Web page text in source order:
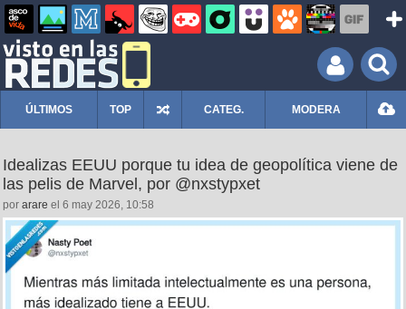
ÚLTIMOS TOP CATEG. MODERA
Idealizas EEUU porque tu idea de geopolítica viene de
las pelis de Marvel, por @nxstypxet
por arare el 6 may 2026, 10:58